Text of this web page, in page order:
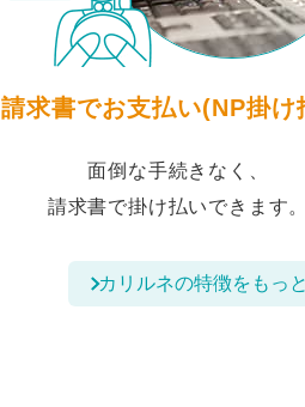
請求書でお支払い(NP掛け
面倒な手続きなく、
請求書で掛け払いできます。
カリルネの特徴をもっ